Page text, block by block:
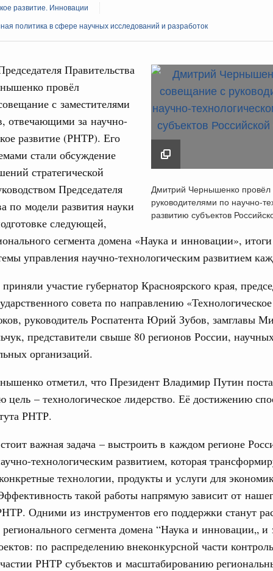
развитие. Инновации
политика в сфере научных исследований и разработок
совещание с
по научно-
Российской
Дмитрий Чернышенко
руководителями по научно-
развитию субъектов
Правительства
провёл
с заместителями
отвечающими за научно-
развитие (РНТР). Его
стали обсуждение
стратегической
Председателя
по модели развития науки
следующей,
сегмента домена «Наука и инновации»,
управления научно-технологическим развитием
участие губернатор Красноярского края,
совета по направлению
руководитель Роспатента Юрий Зубов, замглавы
представители свыше 80 регионов России,
организаций.
отметил, что Президент Владимир Путин
цель – технологическое лидерство. Её достижению
РНТР.
важная задача – выстроить в каждом регионе
технологическим развитием, которая
технологии, продукты и услуги для
такой работы напрямую зависит от
Одними из инструментов его поддержки станут
сегмента домена “Наука и инновации„ и
по распределению внеконкурсной части
РНТР субъектов и масштабированию
область
отношения
инфраструктуры построили и
кредитам
госпрограмм повысит эффективность
завершил строительство и реконструкцию
их последствий
правкомиссии по ликвидации последствий
проливе
по числу заявлений от абитуриентов
«Профессионалитет»
на пространстве СНГ
заседания Евразийского
Интеграция на пространстве СНГ
совета в расширенном
актуальные задачи углубления интеграции, в том
администрирования, развитие электронной торговли,
безопасности, цифровизация грузовых
перевозок, формирование общего финансового
ПН
3
10
17
С
Для
Архив
Email